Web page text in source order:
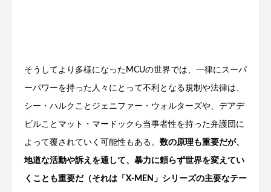
そうしてより多様になったMCUの世界では、一律にスーパ
ーパワーを持った人々にとって不利となる規制や法律は、
シー・ハルクことジェニファー・ウォルターズや、デアデ
ビルことマット・マードックら当事者性を持った弁護団に
よって覆されていく可能性もある。 数の原理も重要だが、
地道な活動や訴えを通して、暴力に頼らず世界を変えてい
くことも重要だ（それは「X-MEN」シリーズの主要なテー